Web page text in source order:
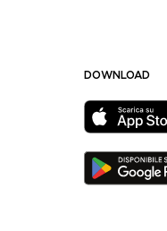
DOWNLOAD